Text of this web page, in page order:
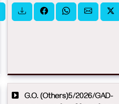
G.O. (Others)5/2026/GAD-